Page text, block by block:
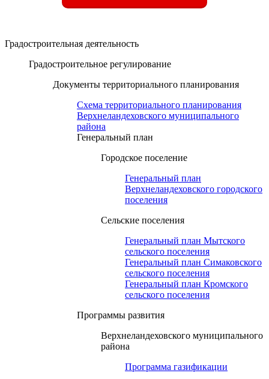
Градостроительная деятельность
Градостроительное регулирование
Документы территориального планирования
Схема территориального планирования
Верхнеландеховского муниципального
района
Генеральный план
Городское поселение
Генеральный план
Верхнеландеховского городского
поселения
Сельские поселения
Генеральный план Мытского
сельского поселения
Генеральный план Симаковского
сельского поселения
Генеральный план Кромского
сельского поселения
Программы развития
Верхнеландеховского муниципального
района
Программа газификации